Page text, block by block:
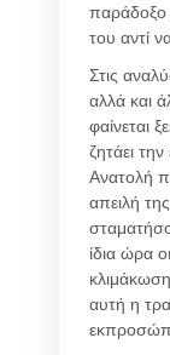
παράδοξο
του αντί
Στις
αλλά και
φαίνεται
ζητάει
Ανατολή
απειλή
ίδια ώρα
αυτή η